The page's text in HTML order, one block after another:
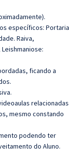
específicos: Portaria
. Raiva,
ficando a
relacionadas
mesmo constando
podendo ter
do Aluno.